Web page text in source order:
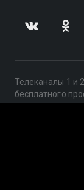
Телеканалы 1 и
бесплатного
круглосуточно.